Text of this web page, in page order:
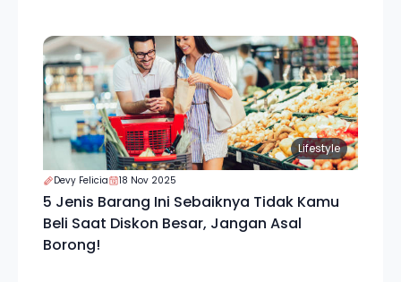
Lifestyle
Devy Felicia 18 Nov 2025
5 Jenis Barang Ini Sebaiknya Tidak Kamu
Beli Saat Diskon Besar, Jangan Asal
Borong!